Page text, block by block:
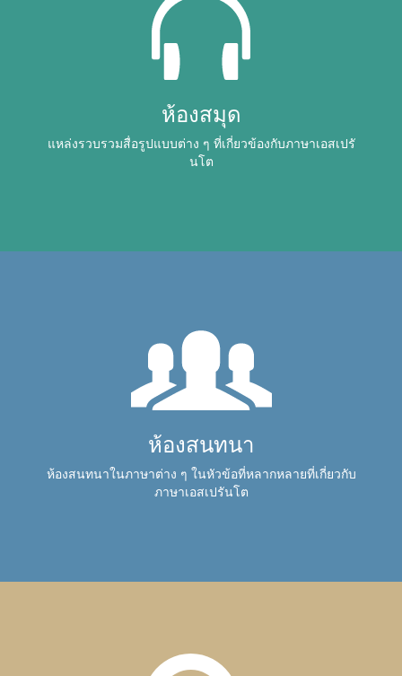
ห้องสมุด
แหล่งรวบรวมสื่อรูปแบบต่าง ๆ ที่เกี่ยวข้องกับภาษาเอสเปรั
นโต
ห้องสนทนา
ห้องสนทนาในภาษาต่าง ๆ ในหัวข้อที่หลากหลายที่เกี่ยวกับ
ภาษาเอสเปรันโต